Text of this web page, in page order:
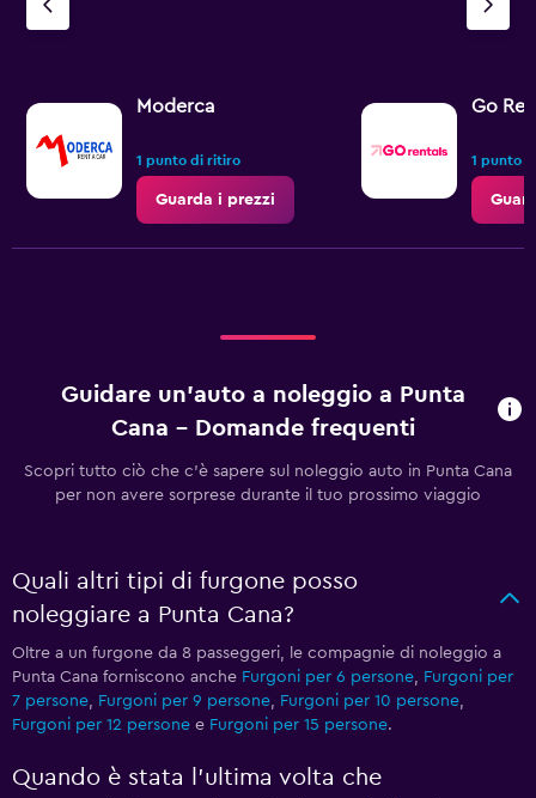
Moderca
1 punto di ritiro
Guarda i prezzi
Go
1 punto
Guidare un'auto a noleggio a Punta
Cana - Domande frequenti
Scopri tutto ciò che c'è sapere sul noleggio auto in Punta Cana
per non avere sorprese durante il tuo prossimo viaggio
Quali altri tipi di furgone posso
noleggiare a Punta Cana?
Oltre a un furgone da 8 passeggeri, le compagnie di noleggio a
Punta Cana forniscono anche Furgoni per 6 persone, Furgoni per
7 persone, Furgoni per 9 persone, Furgoni per 10 persone,
Furgoni per 12 persone e Furgoni per 15 persone.
Quando è stata l'ultima volta che